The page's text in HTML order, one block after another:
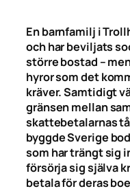
En barnfamilj i
och har beviljats
större bostad –
hyror som det
kräver. Samtidigt
gränsen mellan
skattebetalarnas
byggde Sverige
som har trängt sig
försörja sig själva
betala för deras